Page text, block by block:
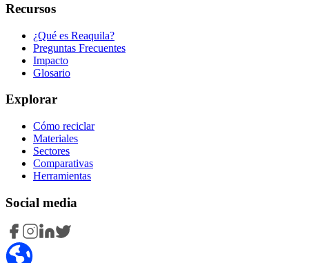
Recursos
¿Qué es Reaquila?
Preguntas Frecuentes
Impacto
Glosario
Explorar
Cómo reciclar
Materiales
Sectores
Comparativas
Herramientas
Social media